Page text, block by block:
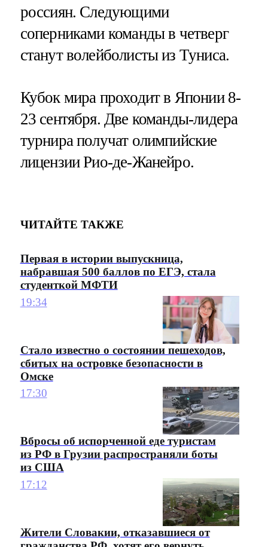
россиян. Следующими
соперниками команды в четверг
станут волейболисты из Туниса.
Кубок мира проходит в Японии 8-
23 сентября. Две команды-лидера
турнира получат олимпийские
лицензии Рио-де-Жанейро.
ЧИТАЙТЕ ТАКЖЕ
Первая в истории выпускница,
набравшая 500 баллов по ЕГЭ, стала
студенткой МФТИ
19:34
Стало известно о состоянии пешеходов,
сбитых на островке безопасности в
Омске
17:30
Вбросы об испорченной еде туристам
из РФ в Грузии распространяли боты
из США
17:12
Жители Словакии, отказавшиеся от